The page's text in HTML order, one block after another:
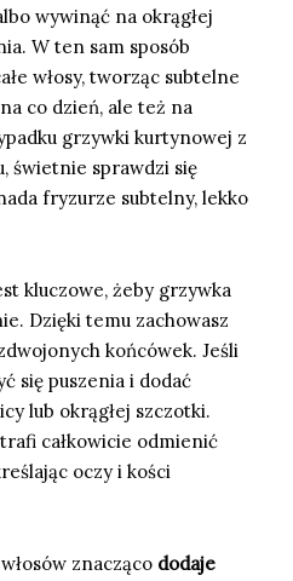
wywinąć na okrągłej
W ten sam sposób
włosy, tworząc subtelne
co dzień, ale też na
grzywki kurtynowej z
świetnie sprawdzi się
fryzurze subtelny, lekko
kluczowe, żeby grzywka
Dzięki temu zachowasz
końcówek. Jeśli
się puszenia i dodać
lub okrągłej szczotki.
całkowicie odmienić
oczy i kości
znacząco dodaje